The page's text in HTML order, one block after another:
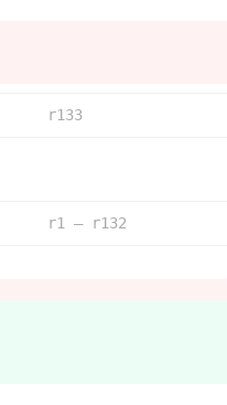
r133
r1 – r132